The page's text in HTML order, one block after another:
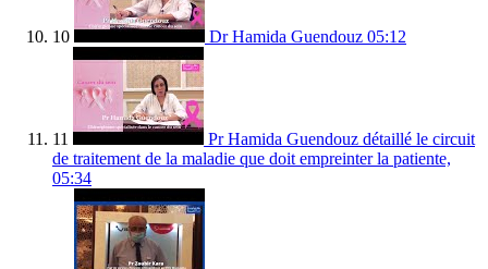
10 Dr Hamida Guendouz 05:12
11
Pr Hamida Guendouz détaillé le circuit
de traitement de la maladie que doit empreinter la patiente,
05:34